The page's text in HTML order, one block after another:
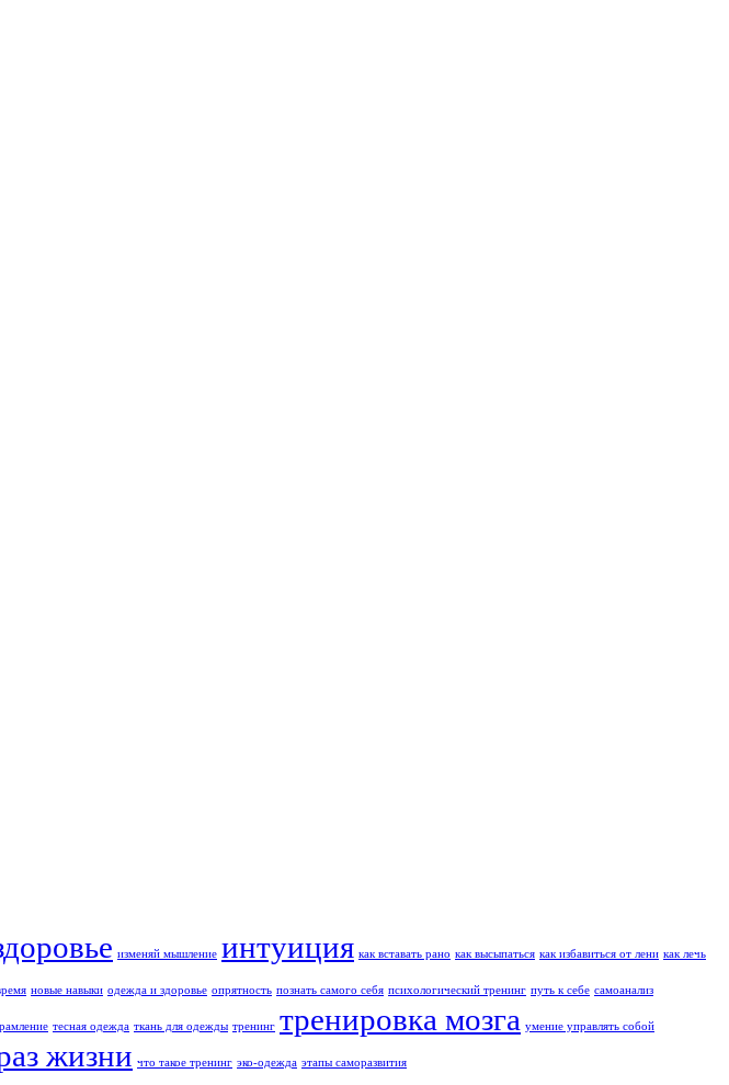
изменяй мышление интуиция как вставать рано как высыпаться как избавиться от лени как лечь
новые навыки одежда и здоровье опрятность познать самого себя психологический тренинг путь к себе самоанализ
тесная одежда ткань для одежды тренинг тренировка мозга умение управлять собой
жизни что такое тренинг эко-одежда этапы саморазвития